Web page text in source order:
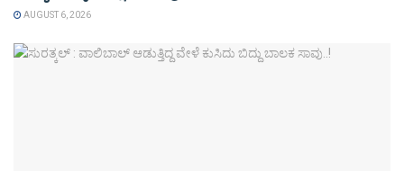
AUGUST 6, 2026